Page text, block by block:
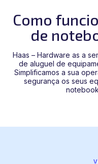
Como
de
Haas – Hardware as a
de aluguel de
Simplificamos a sua
segurança os seus